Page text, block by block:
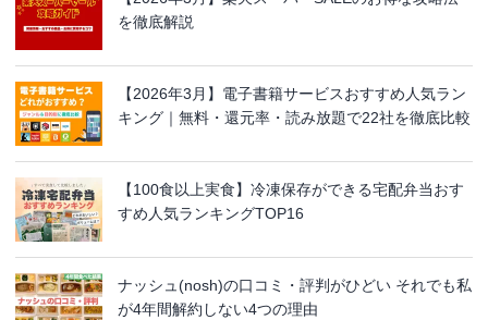
を徹底解説
【2026年3月】電子書籍サービスおすすめ人気ラン
キング｜無料・還元率・読み放題で22社を徹底比較
【100食以上実食】冷凍保存ができる宅配弁当おす
すめ人気ランキングTOP16
ナッシュ(nosh)の口コミ・評判がひどい それでも私
が4年間解約しない4つの理由